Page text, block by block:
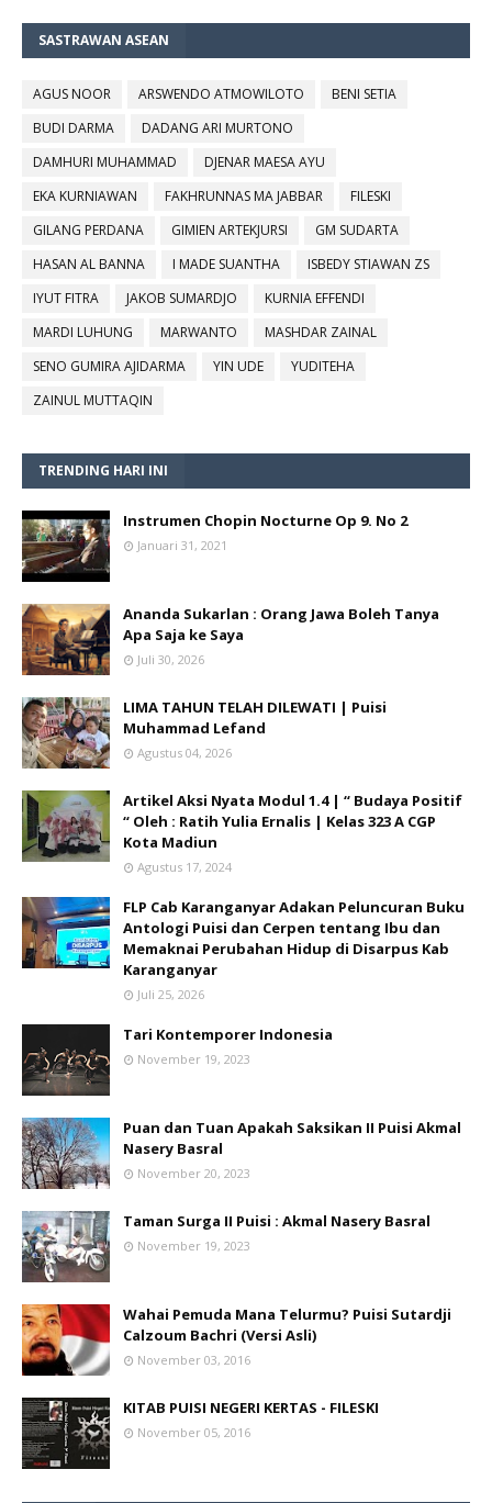
SASTRAWAN ASEAN
AGUS NOOR ARSWENDO ATMOWILOTO
BENI SETIA
BUDI DARMA
DADANG ARI MURTONO
DAMHURI MUHAMMAD
DJENAR MAESA AYU
EKA KURNIAWAN
FAKHRUNNAS MA JABBAR
FILESKI
GILANG PERDANA
GIMIEN ARTEKJURSI
GM SUDARTA
HASAN AL BANNA
I MADE SUANTHA
ISBEDY STIAWAN ZS
IYUT FITRA
JAKOB SUMARDJO
KURNIA EFFENDI
MARDI LUHUNG
MARWANTO
MASHDAR ZAINAL
SENO GUMIRA AJIDARMA
YIN UDE
YUDITEHA
ZAINUL MUTTAQIN
TRENDING HARI INI
Instrumen Chopin Nocturne Op 9. No 2
Januari 31, 2021
Ananda Sukarlan : Orang Jawa Boleh Tanya
Apa Saja ke Saya
Juli 30, 2026
LIMA TAHUN TELAH DILEWATI | Puisi
Muhammad Lefand
Agustus 04, 2026
Artikel Aksi Nyata Modul 1.4 | “ Budaya Positif
“ Oleh : Ratih Yulia Ernalis | Kelas 323 A CGP
Kota Madiun
Agustus 17, 2024
FLP Cab Karanganyar Adakan Peluncuran Buku
Antologi Puisi dan Cerpen tentang Ibu dan
Memaknai Perubahan Hidup di Disarpus Kab
Karanganyar
Juli 25, 2026
Tari Kontemporer Indonesia
November 19, 2023
Puan dan Tuan Apakah Saksikan II Puisi Akmal
Nasery Basral
November 20, 2023
Taman Surga II Puisi : Akmal Nasery Basral
November 19, 2023
Wahai Pemuda Mana Telurmu? Puisi Sutardji
Calzoum Bachri (Versi Asli)
November 03, 2016
KITAB PUISI NEGERI KERTAS - FILESKI
November 05, 2016